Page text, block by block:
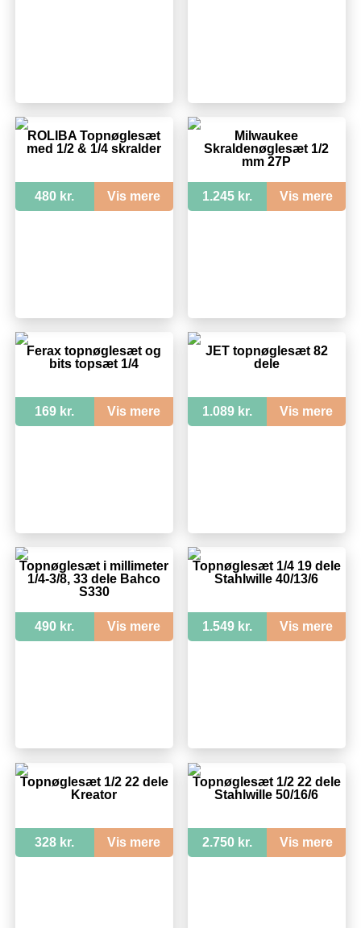
ROLIBA Topnøglesæt
med 1/2 & 1/4 skralder
480 kr. Vis mere
Milwaukee
Skraldenøglesæt 1/2
mm 27P
1.245 kr. Vis mere
Ferax topnøglesæt og
bits topsæt 1/4
169 kr. Vis mere
JET topnøglesæt 82
dele
1.089 kr. Vis mere
Topnøglesæt i millimeter
1/4-3/8, 33 dele Bahco
S330
490 kr. Vis mere
Topnøglesæt 1/4 19 dele
Stahlwille 40/13/6
1.549 kr. Vis mere
Topnøglesæt 1/2 22 dele
Kreator
328 kr. Vis mere
Topnøglesæt 1/2 22 dele
Stahlwille 50/16/6
2.750 kr. Vis mere